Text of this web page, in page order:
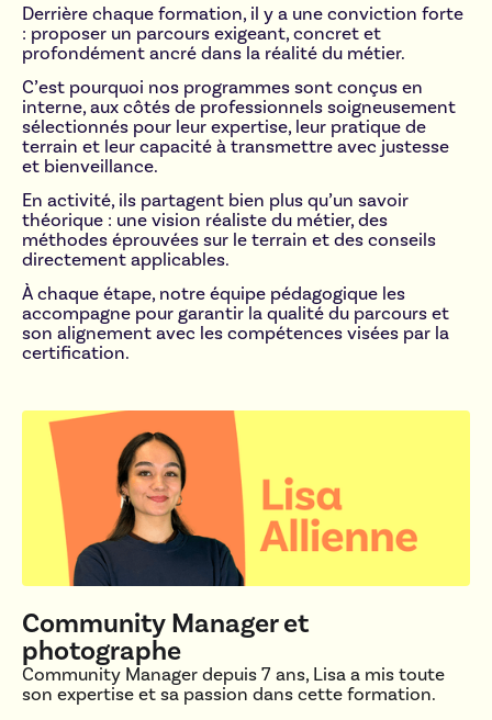
Derrière chaque formation, il y a une conviction forte
: proposer un parcours exigeant, concret et
profondément ancré dans la réalité du métier.
C’est pourquoi nos programmes sont conçus en
interne, aux côtés de professionnels soigneusement
sélectionnés pour leur expertise, leur pratique de
terrain et leur capacité à transmettre avec justesse
et bienveillance.
En activité, ils partagent bien plus qu’un savoir
théorique : une vision réaliste du métier, des
méthodes éprouvées sur le terrain et des conseils
directement applicables.
À chaque étape, notre équipe pédagogique les
accompagne pour garantir la qualité du parcours et
son alignement avec les compétences visées par la
certification.
Community Manager et
photographe
Community Manager depuis 7 ans, Lisa a mis toute
son expertise et sa passion dans cette formation.